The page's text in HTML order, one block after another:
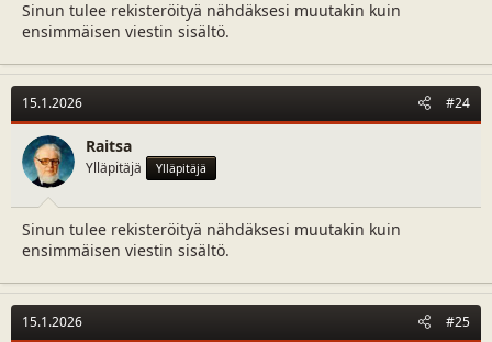
Sinun tulee rekisteröityä nähdäksesi muutakin kuin
ensimmäisen viestin sisältö.
15.1.2026 #24
Raitsa
Ylläpitäjä Ylläpitäjä
Sinun tulee rekisteröityä nähdäksesi muutakin kuin
ensimmäisen viestin sisältö.
15.1.2026 #25